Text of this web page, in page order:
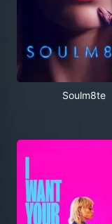
Soulm8te